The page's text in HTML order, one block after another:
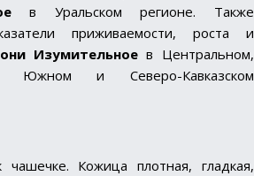
в Уральском регионе. Также
приживаемости, роста и
Изумительное в Центральном,
Южном и Северо-Кавказском
Кожица плотная, гладкая,